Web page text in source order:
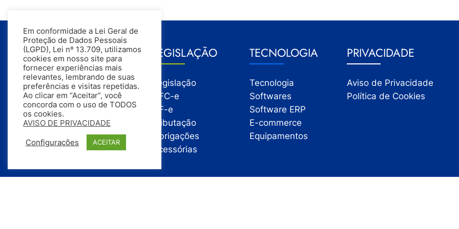
GESTÃO
Gestão
Gestão Financeira
Gestão de Pessoas
Compras
Estoque
Vendas
LEGISLAÇÃO
Legislação
NFC-e
NF-e
Tributação
Obrigações
Acessórias
TECNOLOGIA
Tecnologia
Softwares
Software ERP
E-commerce
Equipamentos
PRIVACIDADE
Aviso de Privacidade
Política de Cookies
Em conformidade a Lei Geral de
Proteção de Dados Pessoais
(LGPD), Lei nº 13.709, utilizamos
cookies em nosso site para
fornecer experiências mais
relevantes, lembrando de suas
preferências e visitas repetidas.
Ao clicar em “Aceitar”, você
concorda com o uso de TODOS
os cookies.
AVISO DE PRIVACIDADE
Configurações ACEITAR